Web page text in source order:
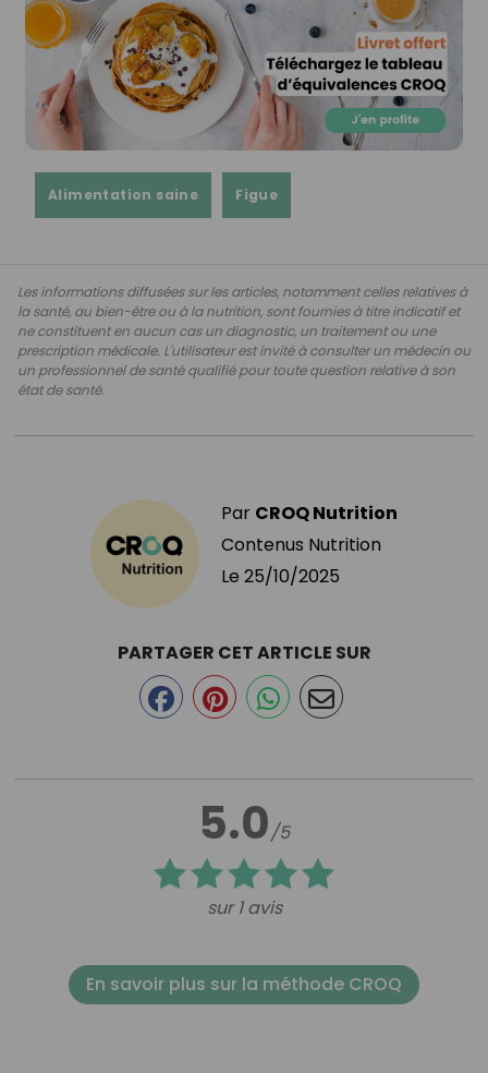
Alimentation saine Figue
Les informations diffusées sur les articles, notamment celles relatives à
la santé, au bien-être ou à la nutrition, sont fournies à titre indicatif et
ne constituent en aucun cas un diagnostic, un traitement ou une
prescription médicale. L'utilisateur est invité à consulter un médecin ou
un professionnel de santé qualifié pour toute question relative à son
état de santé.
Par CROQ Nutrition
Contenus Nutrition
Le 25/10/2025
5.0/5
sur 1 avis
PARTAGER CET ARTICLE SUR
En savoir plus sur la méthode CROQ